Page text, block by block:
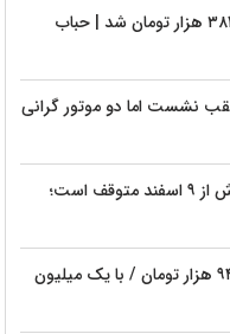
قیمت نقره امروز ۱۷ مرداد ۱۴۰۵؛ هر گرم ۳۸۴ هزار تومان شد | حباب
بازار عقب نشست اما دو موتور گرانی
موبایل ۲۰ درصد ارزان می‌شود؟ ثبت سفارش از ۹ اسفند متوقف است؛
سکه پارسیان دوباره گران شد؛ ۵۰ سوت ۹۴۹ هزار تومان / با یک میلیون